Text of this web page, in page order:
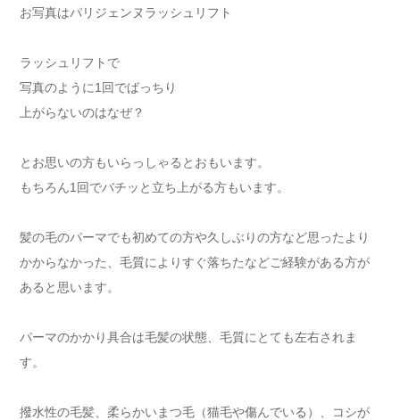
お写真はパリジェンヌラッシュリフト
ラッシュリフトで
写真のように1回でばっちり
上がらないのはなぜ？
とお思いの方もいらっしゃるとおもいます。
もちろん1回でバチッと立ち上がる方もいます。
髪の毛のパーマでも初めての方や久しぶりの方など思ったより
かからなかった、毛質によりすぐ落ちたなどご経験がある方が
あると思います。
パーマのかかり具合は毛髪の状態、毛質にとても左右されま
す。
撥水性の毛髪、柔らかいまつ毛（猫毛や傷んでいる）、コシが